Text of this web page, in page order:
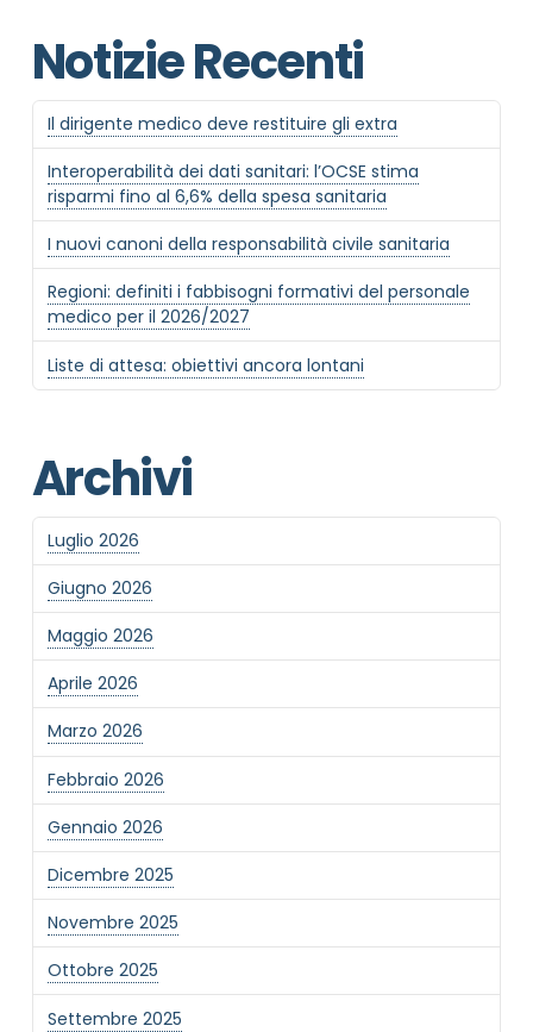
Notizie Recenti
Il dirigente medico deve restituire gli extra
Interoperabilità dei dati sanitari: l’OCSE stima
risparmi fino al 6,6% della spesa sanitaria
I nuovi canoni della responsabilità civile sanitaria
Regioni: definiti i fabbisogni formativi del personale
medico per il 2026/2027
Liste di attesa: obiettivi ancora lontani
Archivi
Luglio 2026
Giugno 2026
Maggio 2026
Aprile 2026
Marzo 2026
Febbraio 2026
Gennaio 2026
Dicembre 2025
Novembre 2025
Ottobre 2025
Settembre 2025
MOTIVO DEL CONTATTO*
Informativa Privacy
Ho preso visione dell'informativa privacy
Privacy Policy completa
Desidero rimanere aggiornato sulle ultime
novità dell'Associazione tramite l'iscrizione alla
newsletter